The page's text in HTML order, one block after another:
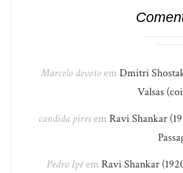
Marcelo devotoem Dmitri
Valsas
candida piresem Ravi Shankar
Pedro Ipêem Ravi Shankar